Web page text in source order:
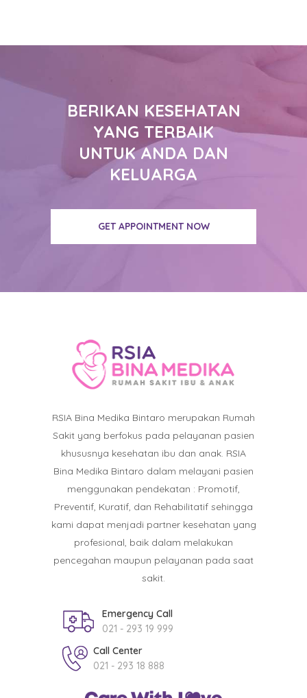
BERIKAN KESEHATAN
YANG TERBAIK
UNTUK ANDA DAN
KELUARGA
GET APPOINTMENT NOW
RSIA Bina Medika Bintaro merupakan Rumah
Sakit yang berfokus pada pelayanan pasien
khususnya kesehatan ibu dan anak. RSIA
Bina Medika Bintaro dalam melayani pasien
menggunakan pendekatan : Promotif,
Preventif, Kuratif, dan Rehabilitatif sehingga
kami dapat menjadi partner kesehatan yang
profesional, baik dalam melakukan
pencegahan maupun pelayanan pada saat
sakit.
Emergency Call
021 - 293 19 999
Call Center
021 - 293 18 888